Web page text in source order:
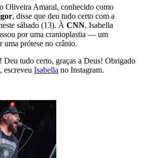
Oliveira Amaral, conhecido como
, disse que deu tudo certo com a
sábado (13). À CNN, Isabella
por uma cranioplastia — um
uma prótese no crânio.
! Deu tudo certo, graças a Deus! Obrigado
escreveu Isabella no Instagram.